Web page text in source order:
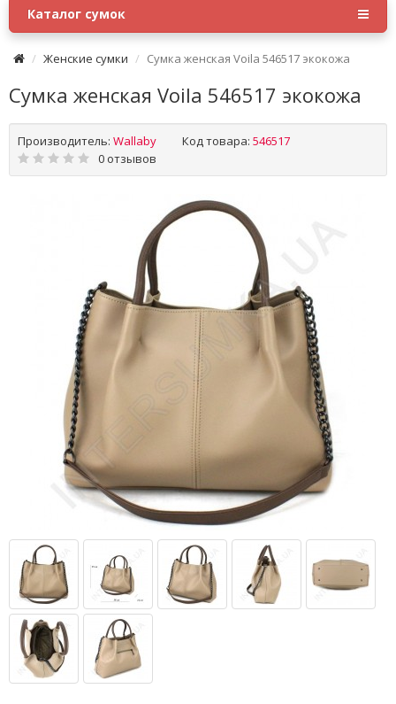
Каталог сумок
Женские сумки Сумка женская Voila 546517 экокожа
Сумка женская Voila 546517 экокожа
Производитель: Wallaby Код товара: 546517
0 отзывов